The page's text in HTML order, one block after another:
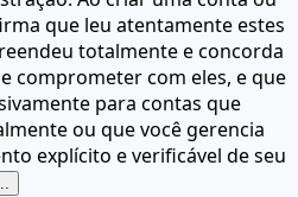
que leu atentamente estes
totalmente e concorda
comprometer com eles, e que
para contas que
ou que você gerencia
explícito e verificável de seu